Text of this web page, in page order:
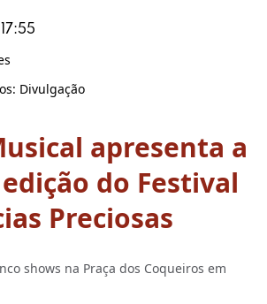
Divulgação
apresenta a
do Festival
Preciosas
shows na Praça dos Coqueiros em